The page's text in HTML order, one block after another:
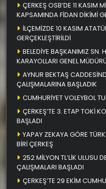
ÇERKEŞ OSB’DE 11 KASIM
KAPSAMINDA FİDAN DİKİMİ
İLÇEMİZDE 10 KASIM
GERÇEKLEŞTİRİLDİ
BELEDİYE BAŞKANIMIZ SN.
KARAYOLLARI GENEL
AYNUR BEKTAŞ
ÇALIŞMALARINA BAŞLADIK
CUMHURİYET VOLEYBOL
ÇERKEŞ’TE 3. ETAP TOKİ
BAŞLADI
YAPAY ZEKAYA GÖRE
BİRİ ÇERKEŞ
252 MİLYON TL’LİK ULUSU
ÇALIŞMALARI BAŞLADI
ÇERKEŞ’TE 29 EKİM